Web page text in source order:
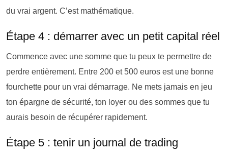
du vrai argent. C’est mathématique.
Étape 4 : démarrer avec un petit capital réel
Commence avec une somme que tu peux te permettre de
perdre entièrement. Entre 200 et 500 euros est une bonne
fourchette pour un vrai démarrage. Ne mets jamais en jeu
ton épargne de sécurité, ton loyer ou des sommes que tu
aurais besoin de récupérer rapidement.
Étape 5 : tenir un journal de trading